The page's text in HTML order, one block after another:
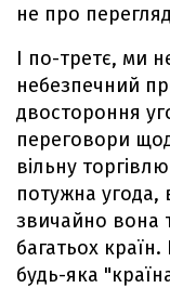
не про
І по-третє, ми
небезпечний
двостороння
переговори
вільну
потужна угода,
звичайно вона
багатьох
будь-яка